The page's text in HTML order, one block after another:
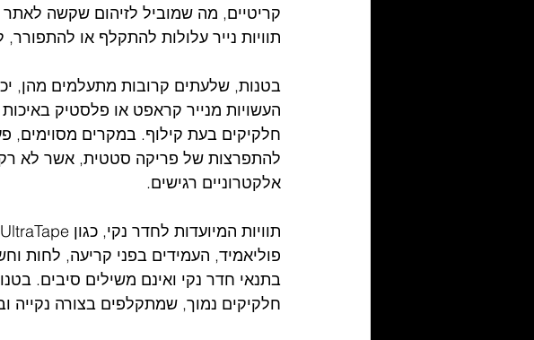
קריטיים, מה שמוביל לזיהום שקשה
תוויות נייר עלולות להתקלף או
בטנות, שלעתים קרובות מתעלמים מהן,
העשויות מנייר קראפט או פלסטיק באיכות
חלקיקים בעת קילוף. במקרים מסוימים,
להתפרצות של פריקה סטטית, אשר לא רק
אלקטרוניים רגישים.
פוליאמיד, העמידים בפני קריעה, לחות
בתנאי חדר נקי ואינם משילים סיבים.
חלקיקים נמוך, שמתקלפים בצורה נקייה